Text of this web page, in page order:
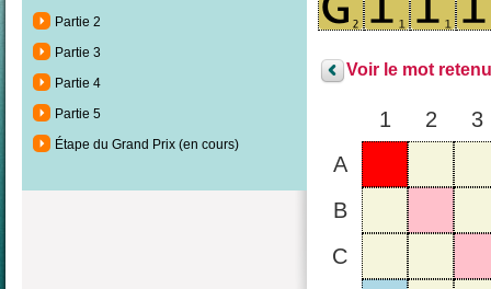
Partie 2
Partie 3
Partie 4
Partie 5
Étape du Grand Prix (en cours)
Voir le mot
1 2
3
A
B
C